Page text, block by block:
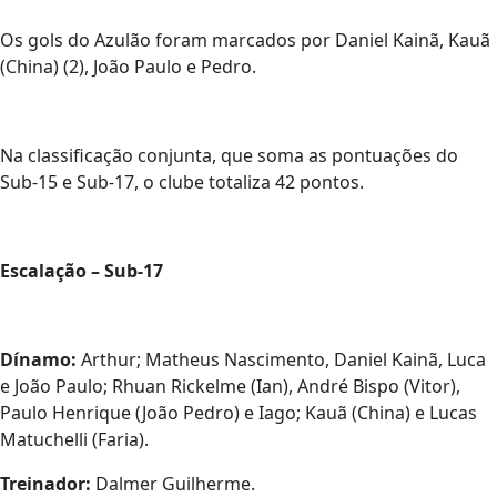
Os gols do Azulão foram marcados por Daniel Kainã, Kauã
(China) (2), João Paulo e Pedro.
Na classificação conjunta, que soma as pontuações do
Sub-15 e Sub-17, o clube totaliza 42 pontos.
Escalação – Sub-17
Dínamo: Arthur; Matheus Nascimento, Daniel Kainã, Luca
e João Paulo; Rhuan Rickelme (Ian), André Bispo (Vitor),
Paulo Henrique (João Pedro) e Iago; Kauã (China) e Lucas
Matuchelli (Faria).
Treinador: Dalmer Guilherme.